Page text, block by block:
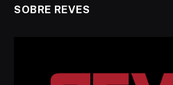
SOBRE REVES